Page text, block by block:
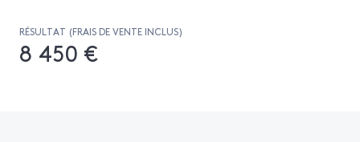
RÉSULTAT (FRAIS DE VENTE INCLUS)
8 450 €